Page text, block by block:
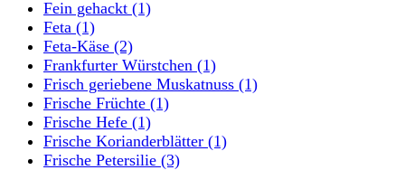
Fein gehackt (1)
Feta (1)
Feta-Käse (2)
Frankfurter Würstchen (1)
Frisch geriebene Muskatnuss (1)
Frische Früchte (1)
Frische Hefe (1)
Frische Korianderblätter (1)
Frische Petersilie (3)